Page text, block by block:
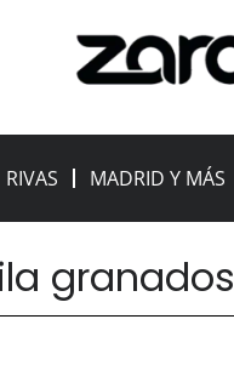
RIVAS MADRID Y MÁS
granados